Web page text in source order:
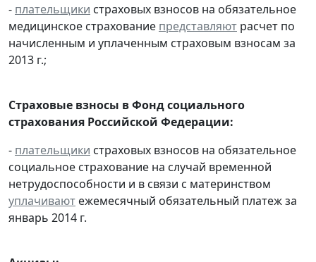
- плательщики страховых взносов на обязательное
медицинское страхование представляют расчет по
начисленным и уплаченным страховым взносам за
2013 г.;
Страховые взносы в Фонд социального
страхования Российской Федерации:
- плательщики страховых взносов на обязательное
социальное страхование на случай временной
нетрудоспособности и в связи с материнством
уплачивают ежемесячный обязательный платеж за
январь 2014 г.